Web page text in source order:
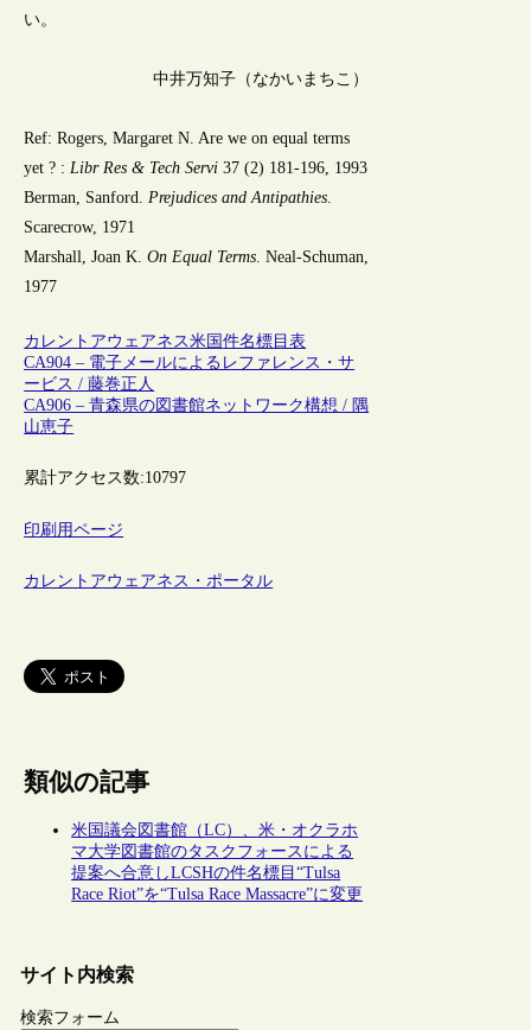
い。
中井万知子（なかいまちこ）
Ref: Rogers, Margaret N. Are we on equal terms
yet ? : Libr Res & Tech Servi 37 (2) 181-196, 1993
Berman, Sanford. Prejudices and Antipathies
Scarecrow, 1971
Marshall, Joan K.On Equal Terms . Neal-Schuman,
1977
カレントアウェアネス米国件名標目表
CA904 – 電子メールによるレファレンス・サ
ービス / 藤巻正人
CA906 – 青森県の図書館ネットワーク構想 / 隅
山恵子
累計アクセス数:10797
印刷用ページ
カレントアウェアネス・ポータル
類似の記事
米国議会図書館（LC）、米・オクラホ
マ大学図書館のタスクフォースによる
提案へ合意しLCSHの件名標目“Tulsa
Race Riot”を“Tulsa Race Massacre”に変更
サイト内検索
検索フォーム